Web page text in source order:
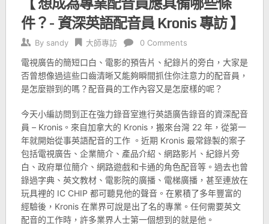
件？- 資深英語配音員 Kronis 專訪 】
By sandy 大師專訪 0 Comments
電視廣告的簡短口白、電影的預告片、紀錄片的旁白，大家是
否曾想像過這些口齒清晰又能夠瞬間抓住你注意力的配音員，
是怎麼辦到的嗎？配音員的工作內容又是怎麼樣的呢？
今天小編訪問到正在強力錄音室進行英語廣告錄音的資深配音
員 – Kronis。來自加拿大的 Kronis，搬來台灣 22 年，從第一
年就開始從事英語配音的工作 。近期 Kronis 最常錄製的案子
包括電視廣告、企業簡介、產品介紹、網路影片、紀錄片旁
白、政府單位簡介、網路遊戲和卡通的角色配音等。過去也曾
錄過字典、英文教材、電影院的廣播、電梯廣播，甚至連放在
玩具裡的 IC CHIP 都可聽見他的聲音。在累積了多年豐富的
經驗後，Kronis 在業界可說是出了名的專業。任何需要英文
配音的工作時，許多業界人士第一個想到的就是他。